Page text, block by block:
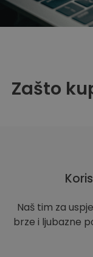
Zašto
Naš tim za
brze i ljubazne